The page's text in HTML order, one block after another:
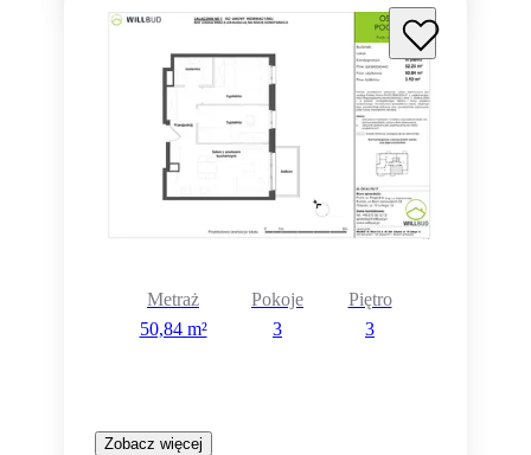
Metraż
50,84 m²
Pokoje
3
Piętro
3
Zobacz więcej